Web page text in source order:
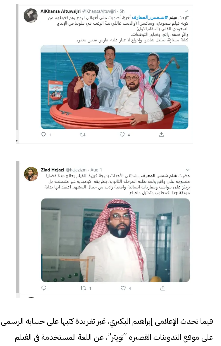
فيما تحدث الإعلامي إبراهيم البكيري، عَبر تغريدة كتبها على حسابه الرسمي
على موقع التدوينات القصيرة “تويتر”، عن اللغة المستخدمة في الفيلم